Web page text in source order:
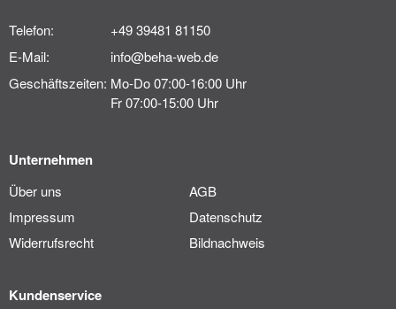
Telefon:
+49 39481 81150
E-Mail:
info@beha-web.de
Geschäftszeiten: Mo-Do 07:00-16:00 Uhr
Fr 07:00-15:00 Uhr
Unternehmen
Über uns
AGB
Impressum
Datenschutz
Widerrufsrecht
Bildnachweis
Kundenservice